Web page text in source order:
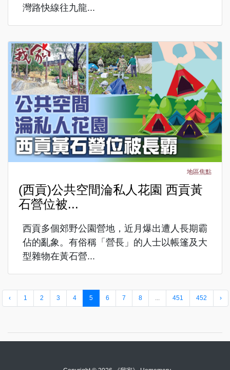
灣路快線往九龍...
地區焦點
(西貢)公共空間淪私人花園 西貢黃
石營位被...
西貢多個郊野公園營地，近月爆出遭人長期霸
佔的亂象。有俗稱「營長」的人士以帳篷及大
型雜物在黃石營...
‹ 1 2 3 4 5 6 7 8 451 452 ›